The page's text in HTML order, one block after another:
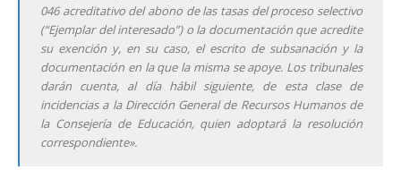
046 acreditativo del abono de las tasas del proceso selectivo
(“Ejemplar del interesado”) o la documentación que acredite
su exención y, en su caso, el escrito de subsanación y la
documentación en la que la misma se apoye. Los tribunales
darán cuenta, al día hábil siguiente, de esta clase de
incidencias a la Dirección General de Recursos Humanos de
la Consejería de Educación, quien adoptará la resolución
correspondiente».